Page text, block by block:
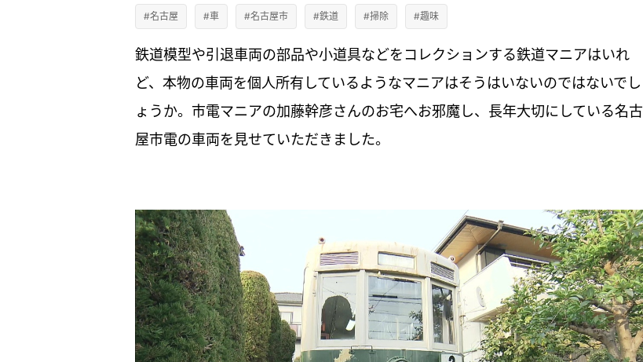
#名古屋 #車 #名古屋市 #鉄道 #掃除 #趣味
鉄道模型や引退車両の部品や小道具などをコレクションする鉄道マニアはいれ
ど、本物の車両を個人所有しているようなマニアはそうはいないのではないでし
ょうか。市電マニアの加藤幹彦さんのお宅へお邪魔し、長年大切にしている名古
屋市電の車両を見せていただきました。